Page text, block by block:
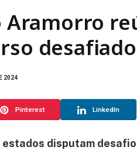
2024
Pinterest LinkedIn
disputam